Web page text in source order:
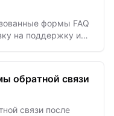
формы FAQ
на поддержку и
обратной связи
связи после